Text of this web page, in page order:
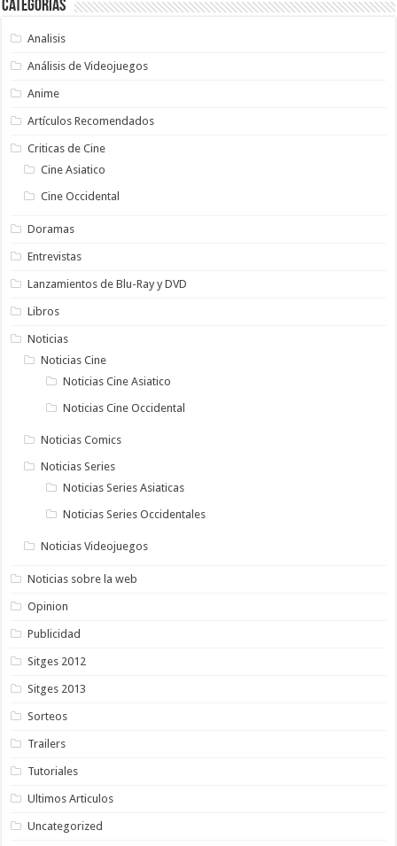
Categorias
Analisis
Análisis de Videojuegos
Anime
Artículos Recomendados
Criticas de Cine
Cine Asiatico
Cine Occidental
Doramas
Entrevistas
Lanzamientos de Blu-Ray y DVD
Libros
Noticias
Noticias Cine
Noticias Cine Asiatico
Noticias Cine Occidental
Noticias Comics
Noticias Series
Noticias Series Asiaticas
Noticias Series Occidentales
Noticias Videojuegos
Noticias sobre la web
Opinion
Publicidad
Sitges 2012
Sitges 2013
Sorteos
Trailers
Tutoriales
Ultimos Articulos
Uncategorized